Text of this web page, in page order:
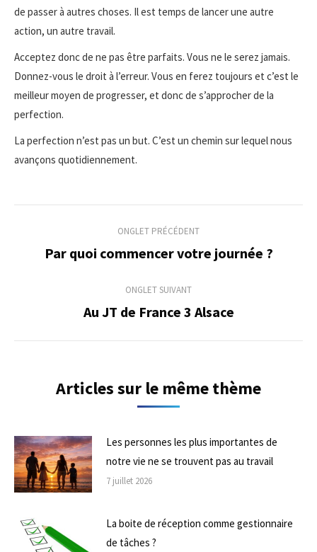
de passer à autres choses. Il est temps de lancer une autre
action, un autre travail.
Acceptez donc de ne pas être parfaits. Vous ne le serez jamais.
Donnez-vous le droit à l’erreur. Vous en ferez toujours et c’est le
meilleur moyen de progresser, et donc de s’approcher de la
perfection.
La perfection n’est pas un but. C’est un chemin sur lequel nous
avançons quotidiennement.
commentaire
ONGLET PRÉCÉDENT
Onglet
Par quoi commencer votre journée ?
ONGLET SUIVANT
Onglet
Au JT de France 3 Alsace
Articles sur le même thème
Les personnes les plus importantes de
notre vie ne se trouvent pas au travail
7 juillet 2026
La boite de réception comme gestionnaire
de tâches ?